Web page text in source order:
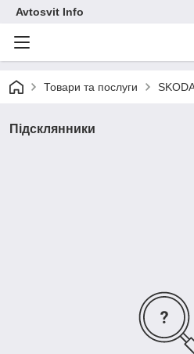
Avtosvit Info
Товари та послуги
Підсклянники